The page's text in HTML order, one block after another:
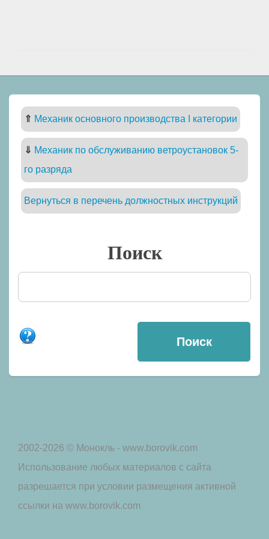
⇑ Механик основного производства I категории
⇓ Механик по обслуживанию ветроустановок 5-
го разряда
Вернуться в перечень должностных инструкций
Поиск
2002-2026 © Монокль - www.borovik.com
Использование любых материалов с сайта
разрешается при условии размещения активной
ссылки на www.borovik.com